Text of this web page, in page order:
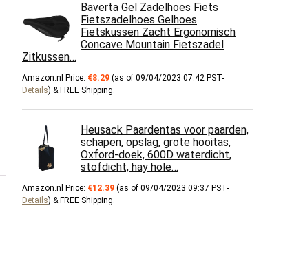
Baverta Gel Zadelhoes Fiets
Fietszadelhoes Gelhoes
Fietskussen Zacht Ergonomisch
Concave Mountain Fietszadel
Zitkussen…
Amazon.nl Price: €8.29 (as of 09/04/2023 07:42 PST-
Details) & FREE Shipping.
Heusack Paardentas voor paarden,
schapen, opslag, grote hooitas,
Oxford-doek, 600D waterdicht,
stofdicht, hay hole…
Amazon.nl Price: €12.39 (as of 09/04/2023 09:37 PST-
Details) & FREE Shipping.